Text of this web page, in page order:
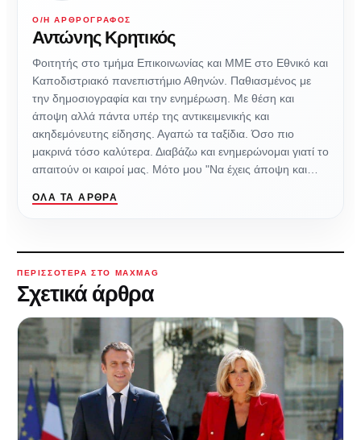
Ο/Η ΑΡΘΡΟΓΡΆΦΟΣ
Αντώνης Κρητικός
Φοιτητής στο τμήμα Επικοινωνίας και ΜΜΕ στο Εθνικό και
Καποδιστριακό πανεπιστήμιο Αθηνών. Παθιασμένος με
την δημοσιογραφία και την ενημέρωση. Με θέση και
άποψη αλλά πάντα υπέρ της αντικειμενικής και
ακηδεμόνευτης είδησης. Αγαπώ τα ταξίδια. Όσο πιο
μακρινά τόσο καλύτερα. Διαβάζω και ενημερώνομαι γιατί το
απαιτούν οι καιροί μας. Μότο μου "Να έχεις άποψη και…
ΌΛΑ ΤΑ ΆΡΘΡΑ
ΠΕΡΙΣΣΌΤΕΡΑ ΣΤΟ MAXMAG
Σχετικά άρθρα